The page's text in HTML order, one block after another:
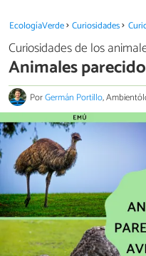
EcologíaVerde Curiosidades
Curiosidades de los
Animales
PorGermán Portillo,